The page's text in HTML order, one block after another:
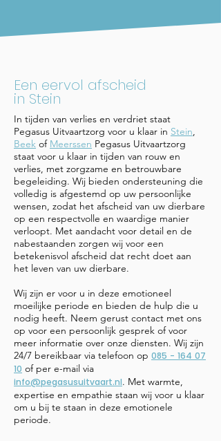
Een eervol afscheid
in Stein
In tijden van verlies en verdriet staat
Pegasus Uitvaartzorg voor u klaar in Stein,
Beek of Meerssen Pegasus Uitvaartzorg
staat voor u klaar in tijden van rouw en
verlies, met zorgzame en betrouwbare
begeleiding. Wij bieden ondersteuning die
volledig is afgestemd op uw persoonlijke
wensen, zodat het afscheid van uw dierbare
op een respectvolle en waardige manier
verloopt. Met aandacht voor detail en de
nabestaanden zorgen wij voor een
betekenisvol afscheid dat recht doet aan
het leven van uw dierbare.
Wij zijn er voor u in deze emotioneel
moeilijke periode en bieden de hulp die u
nodig heeft. Neem gerust contact met ons
op voor een persoonlijk gesprek of voor
meer informatie over onze diensten. Wij zijn
24/7 bereikbaar via telefoon op 085 - 164 07
10 of per e-mail via
info@pegasusuitvaart.nl. Met warmte,
expertise en empathie staan wij voor u klaar
om u bij te staan in deze emotionele
periode.